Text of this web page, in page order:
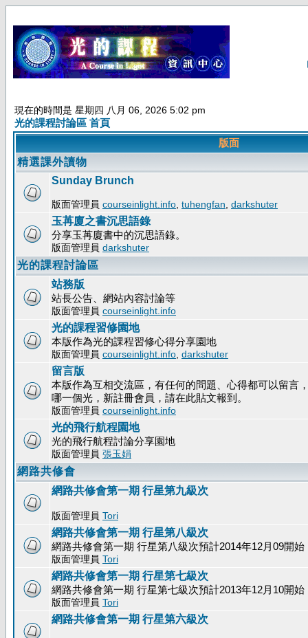
現在的時間是 星期四 八月 06, 2026 5:02 pm
光的課程討論區 首頁
版面
精選課外讀物
Sunday Brunch
版面管理員 courseinlight.info tuhengfan darkshuter
玉苒廈之書沉思語錄
分享玉苒廈書中的沉思語錄。
版面管理員 darkshuter
光的課程討論區
站務版
站長公告、網站內容討論等
版面管理員 courseinlight.info
光的課程習修園地
本版作為光的課程習修心得分享園地
版面管理員 courseinlight.info darkshuter
留言版
本版作為互相交流區，有任何的問題、心得都可以留言
哪一個光，新註冊會員，請在此貼文報到。
版面管理員 courseinlight.info
光的飛行航程園地
光的飛行航程討論分享園地
版面管理員 張玉娟
網路共修會
網路共修會第一期 行星第九級次
版面管理員 Tori
網路共修會第一期 行星第八級次
網路共修會第一期 行星第八級次預計2014年12月09開始
版面管理員 Tori
網路共修會第一期 行星第七級次
網路共修會第一期 行星第七級次預計2013年12月10開始
版面管理員 Tori
網路共修會第一期 行星第六級次